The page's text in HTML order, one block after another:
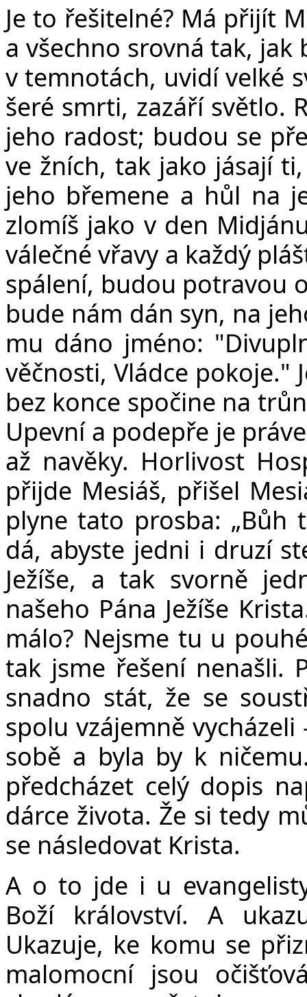
Je to řešitelné? Má přijít
a všechno srovná tak, jak
v temnotách, uvidí velké
šeré smrti, zazáří světlo.
jeho radost; budou se
ve žních, tak jako jásají
jeho břemene a hůl na
zlomíš jako v den
válečné vřavy a každý
spálení, budou potravou
bude nám dán syn, na
mu dáno jméno:
věčnosti, Vládce pokoje."
bez konce spočine na
Upevní a podepře je
až navěky. Horlivost
přijde Mesiáš, přišel
plyne tato prosba: „Bůh
dá, abyste jedni i druzí
Ježíše, a tak svorně
našeho Pána Ježíše
málo? Nejsme tu u
tak jsme řešení nenašli.
snadno stát, že se
spolu vzájemně
sobě a byla by k
předcházet celý dopis
dárce života. Že si tedy
se následovat Krista.
A o to jde i u
Boží království. A
Ukazuje, ke komu se
malomocní jsou